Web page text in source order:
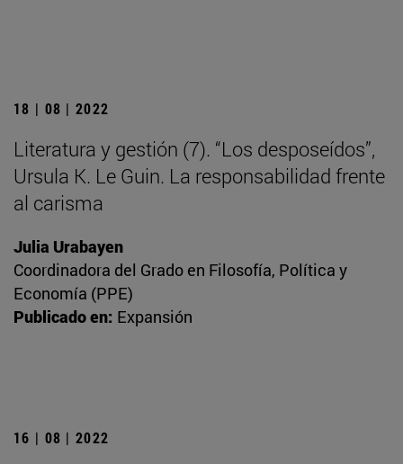
18 | 08 | 2022
Literatura y gestión (7). “Los desposeídos”,
Ursula K. Le Guin. La responsabilidad frente
al carisma
Julia Urabayen
Coordinadora del Grado en Filosofía, Política y
Economía (PPE)
Publicado en: Expansión
16 | 08 | 2022